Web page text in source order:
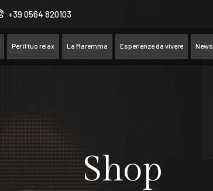
+39 0564 820103
Per il tuo relax La Maremma Esperienze da vivere
Shop